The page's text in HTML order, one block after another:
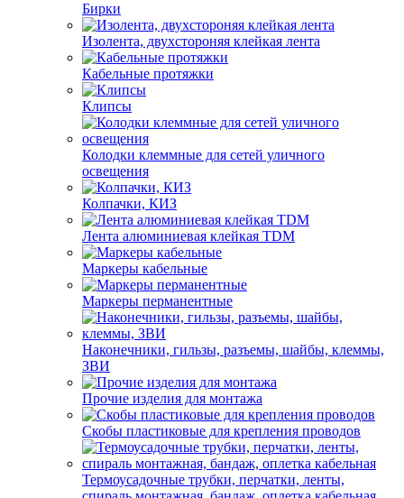
Бирки
Изолента, двухстороняя клейкая лента
Кабельные протяжки
Клипсы
Колодки клеммные для сетей уличного
освещения
Колпачки, КИЗ
Лента алюминиевая клейкая TDM
Маркеры кабельные
Маркеры перманентные
Наконечники, гильзы, разъемы, шайбы, клеммы,
ЗВИ
Прочие изделия для монтажа
Скобы пластиковые для крепления проводов
Термоусадочные трубки, перчатки, ленты,